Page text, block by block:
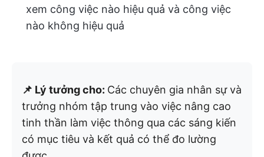
xem công việc nào hiệu quả và công việc
nào không hiệu quả
📌 Lý tưởng cho: Các chuyên gia nhân sự và
trưởng nhóm tập trung vào việc nâng cao
tinh thần làm việc thông qua các sáng kiến
có mục tiêu và kết quả có thể đo lường